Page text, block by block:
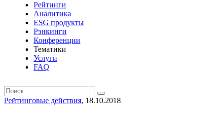
Рейтинги
Аналитика
ESG продукты
Рэнкинги
Конференции
Тематики
Услуги
FAQ
Рейтинговые действия, 18.10.2018